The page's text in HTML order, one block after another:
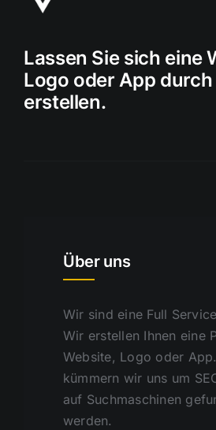
Lassen Sie sich eine
Logo oder App
erstellen.
Über uns
Wir sind eine Full
Wir erstellen Ihnen eine
Website, Logo oder
kümmern wir uns um
auf Suchmaschinen
werden.